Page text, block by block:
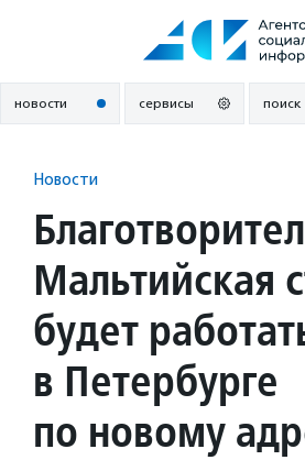
новости сервисы поиск
Новости
Мальтийская
будет
в Петербурге
по новому